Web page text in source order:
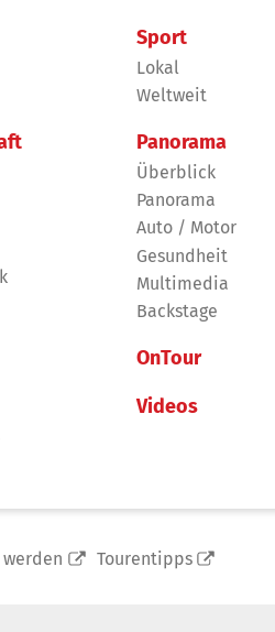
Sport
Lokal
Weltweit
Panorama
Überblick
Panorama
Auto / Motor
Gesundheit
Multimedia
Backstage
OnTour
Videos
Tourentipps